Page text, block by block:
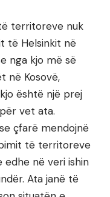
territoreve nuk
të Helsinkit në
nga kjo më së
në Kosovë,
është një prej
vet ata.
çfarë mendojnë
të territoreve
edhe në veri ishin
Ata janë të